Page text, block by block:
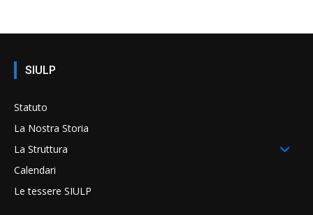
SIULP
Statuto
La Nostra Storia
La Struttura
Calendari
Le tessere SIULP